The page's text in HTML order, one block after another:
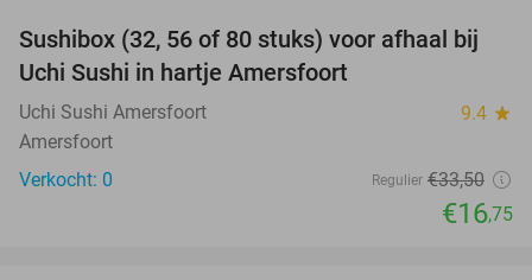
50%
TODAY
Sushibox (32, 56 of 80 stuks) voor afhaal bij
Uchi Sushi in hartje Amersfoort
Uchi Sushi Amersfoort 9.4 star
Amersfoort
Verkocht: 0
Regulier €33,50
€16,75